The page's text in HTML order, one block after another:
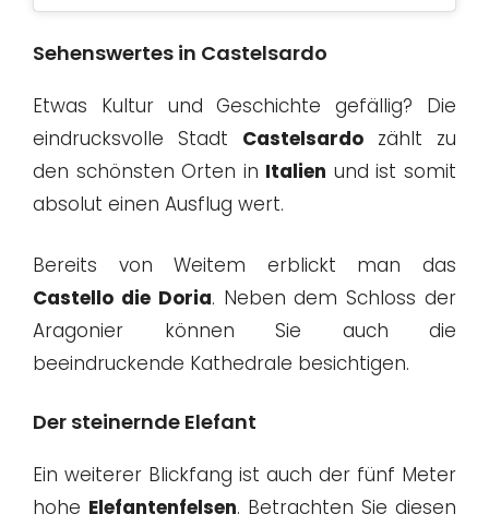
Sehenswertes in Castelsardo
Etwas Kultur und Geschichte gefällig? Die
eindrucksvolle Stadt Castelsardo zählt zu
den schönsten Orten in Italien und ist somit
absolut einen Ausflug wert.
Bereits von Weitem erblickt man das
Castello die Doria. Neben dem Schloss der
Aragonier können Sie auch die
beeindruckende Kathedrale besichtigen.
Der steinernde Elefant
Ein weiterer Blickfang ist auch der fünf Meter
hohe Elefantenfelsen. Betrachten Sie diesen